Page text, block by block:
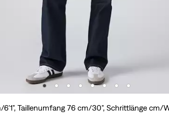
6'1", Taillenumfang 76 cm/30", Schrittlänge cm/